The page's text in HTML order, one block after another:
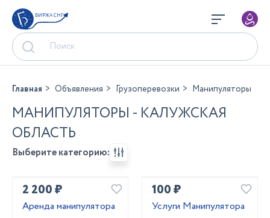
БИРЖА СНГ
Главная Объявления Грузоперевозки Манипуляторы
МАНИПУЛЯТОРЫ - КАЛУЖСКАЯ
ОБЛАСТЬ
Выберите категорию:
2 200 ₽
Аренда манипулятора
100 ₽
Услуги Манипулятора